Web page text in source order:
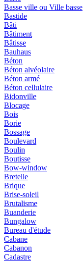
Basse ville ou Ville basse
Bastide
Bâti
Bâtiment
Bâtisse
Bauhaus
Béton
Béton alvéolaire
Béton armé
Béton cellulaire
Bidonville
Blocage
Bois
Borie
Bossage
Boulevard
Boulin
Boutisse
Bow-window
Bretelle
Brique
Brise-soleil
Brutalisme
Buanderie
Bungalow
Bureau d'étude
Cabane
Cabanon
Cadastre